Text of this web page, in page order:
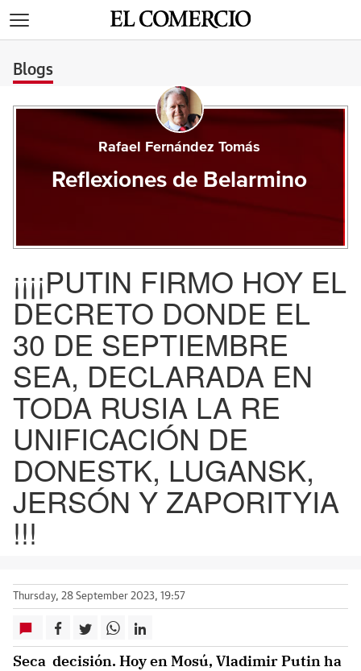
Blogs
Rafael Fernández Tomás
Reflexiones de Belarmino
¡¡¡¡PUTIN FIRMO HOY EL
DECRETO DONDE EL
30 DE SEPTIEMBRE
SEA, DECLARADA EN
TODA RUSIA LA RE
UNIFICACIÓN DE
DONESTK, LUGANSK,
JERSÓN Y ZAPORITYIA
!!!
Thursday, 28 September 2023, 19:57
Seca decisión. Hoy en Mosú, Vladimir Putin ha